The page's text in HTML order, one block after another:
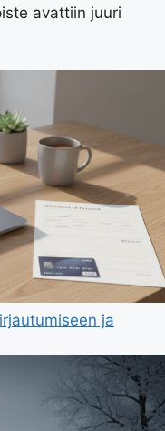
avattiin juuri
ja